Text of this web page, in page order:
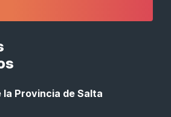
la Provincia de Salta